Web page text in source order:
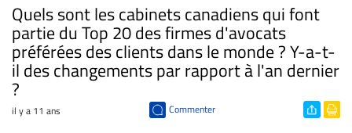
Quels sont les cabinets canadiens qui font
partie du Top 20 des firmes d'avocats
préférées des clients dans le monde ? Y-a-t-
il des changements par rapport à l'an dernier
?
il y a 11 ans Commenter